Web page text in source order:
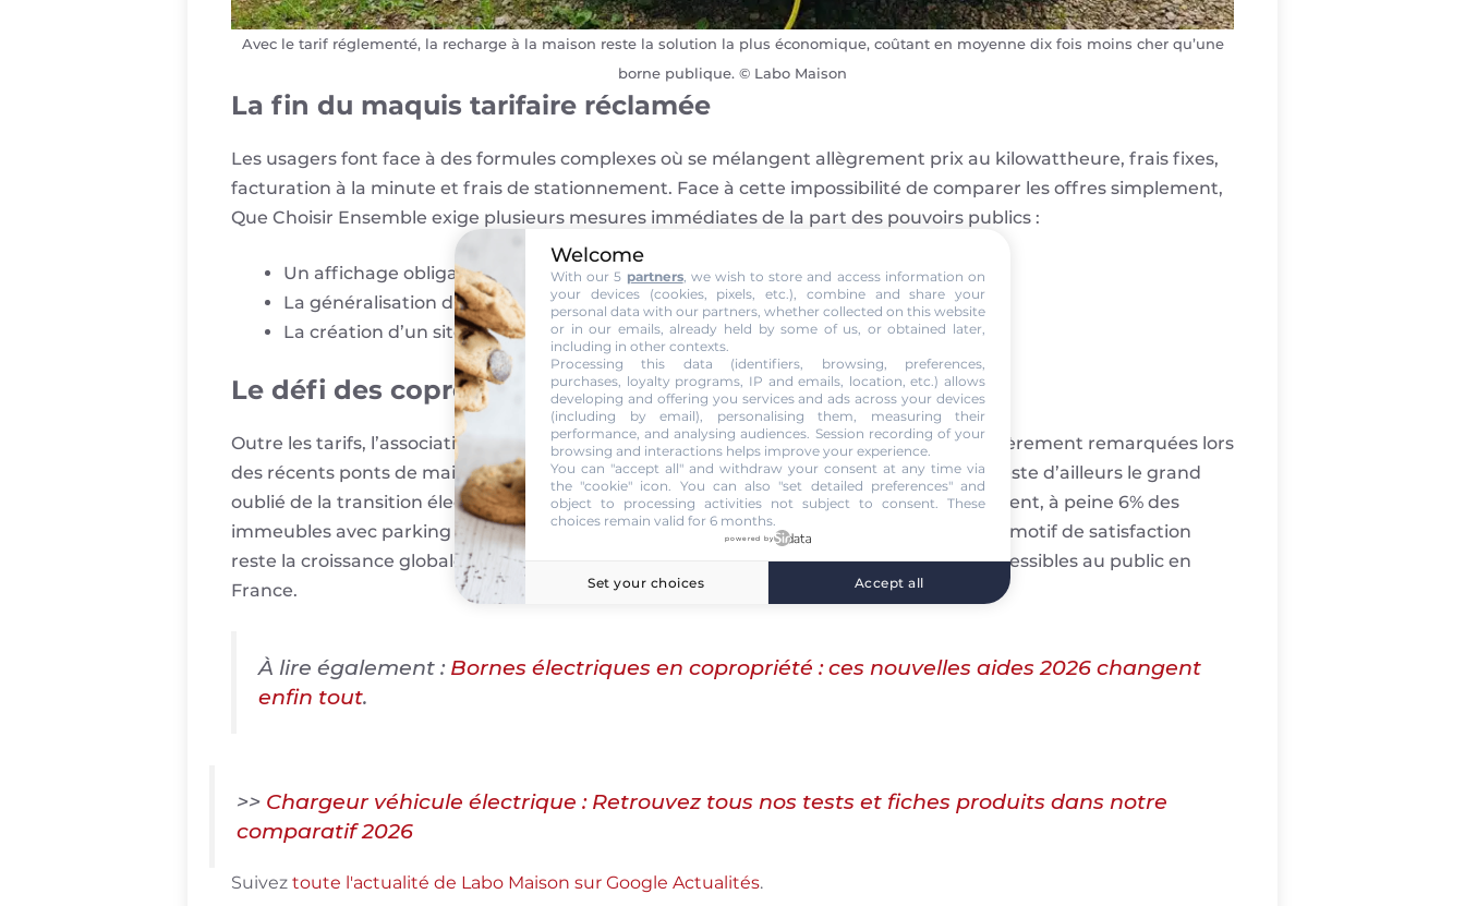
Avec le tarif réglementé, la recharge à la maison reste la solution la plus économique, coûtant en moyenne dix fois moins cher qu’une
borne publique. © Labo Maison
La fin du maquis tarifaire réclamée
Les usagers font face à des formules complexes où se mélangent allègrement prix au kilowattheure, frais fixes,
facturation à la minute et frais de stationnement. Face à cette impossibilité de comparer les offres simplement,
Que Choisir Ensemble exige plusieurs mesures immédiates de la part des pouvoirs publics :
Un affichage obligatoire, clair et harmonisé des tarifs
La généralisation du paiement direct par carte bancaire
La création d’un site public officiel recensant les prix pratiqués sur tout le réseau
Le défi des copropriétés et de la fiabilité
Outre les tarifs, l’association pointe du doigt les pannes récurrentes du réseau, particulièrement remarquées lors
des récents ponts de mai, ainsi que de fortes disparités territoriales. L’habitat collectif reste d’ailleurs le grand
oublié de la transition électrique. Si près de la moitié des Français résident en appartement, à peine 6% des
immeubles avec parking disposent aujourd’hui de points de recharge. Le seul véritable motif de satisfaction
reste la croissance globale du réseau, qui compte désormais environ 185 500 bornes accessibles au public en
France.
À lire également : Bornes électriques en copropriété : ces nouvelles aides 2026 changent
enfin tout.
>> Chargeur véhicule électrique : Retrouvez tous nos tests et fiches produits dans notre
comparatif 2026
Suivez toute l'actualité de Labo Maison sur Google Actualités.
Welcome
With our 5 partners, we wish to store and access information on
your devices (cookies, pixels, etc.), combine and share your
personal data with our partners, whether collected on this website
or in our emails, already held by some of us, or obtained later,
including in other contexts.
Processing this data (identifiers, browsing, preferences,
purchases, loyalty programs, IP and emails, location, etc.) allows
developing and offering you services and ads across your devices
(including by email), personalising them, measuring their
performance, and analysing audiences. Session recording of your
browsing and interactions helps improve your experience.
You can "accept all" and withdraw your consent at any time via
the "cookie" icon. You can also "set detailed preferences" and
object to processing activities not subject to consent. These
choices remain valid for 6 months.
powered by
Set your choices Accept all